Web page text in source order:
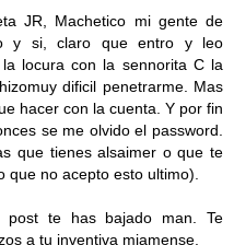
JR, Machetico mi gente de
y si, claro que entro y leo
locura con la sennorita C la
dificil penetrarme. Mas
hacer con la cuenta. Y por fin
se me olvido el password.
que tienes alsaimer o que te
que no acepto esto ultimo).
post te has bajado man. Te
a tu inventiva miamense.